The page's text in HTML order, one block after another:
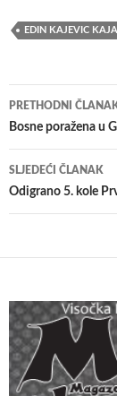
EDIN KAJEVIC KAJA
Navigacija
članaka
PRETHODNI
Bosne poražena u
SLJEDEĆI ČLANAK
Odigrano 5. kole